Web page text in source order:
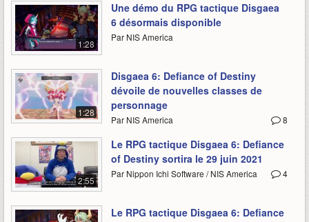
1:28
Une démo du RPG tactique Disgaea
6 désormais disponible
Par NIS America
1:28
Disgaea 6: Defiance of Destiny
dévoile de nouvelles classes de
personnage
8
Par NIS America
2:55
Le RPG tactique Disgaea 6: Defiance
of Destiny sortira le 29 juin 2021
4
Par Nippon Ichi Software / NIS America
Le RPG tactique Disgaea 6: Defiance